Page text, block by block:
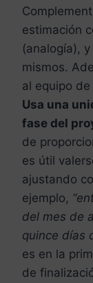
estimación
(analogía),
mismos.
al equipo
Usa una
fase del
de
es útil
ajustando
ejemplo,
del mes de
quince días
es en la
de